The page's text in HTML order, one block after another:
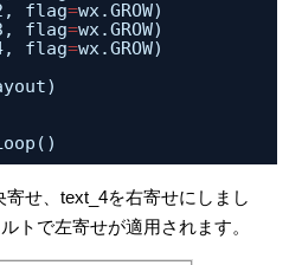
flag=wx.GROW)
flag=wx.GROW)
flag=wx.GROW)
せ、text_4を右寄せにしまし
トで左寄せが適用されます。